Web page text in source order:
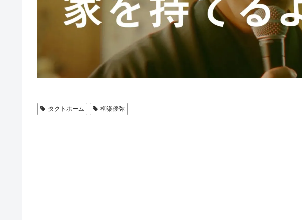
タクトホーム 柳楽優弥